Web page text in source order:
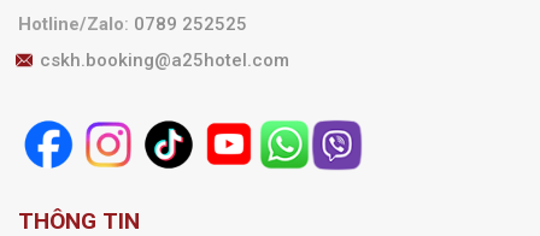
Hotline/Zalo: 0789 252525
cskh.booking@a25hotel.com
THÔNG TIN